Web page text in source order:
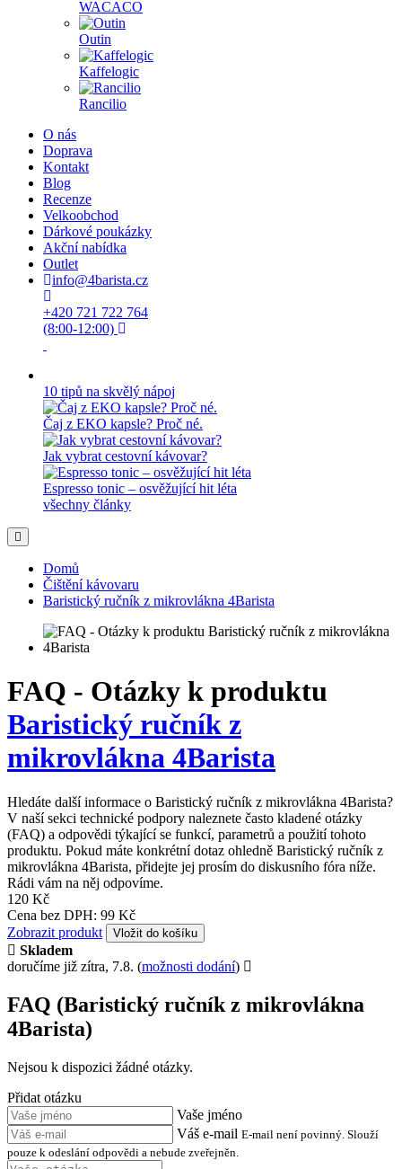
WACACO
Outin
Kaffelogic
Rancilio
O nás
Doprava
Kontakt
Blog
Recenze
Velkoobchod
Dárkové poukázky
Akční nabídka
Outlet
info@4barista.cz
+420 721 722 764
(8:00-12:00)
10 tipů na skvělý nápoj
Čaj z EKO kapsle? Proč né.
Jak vybrat cestovní kávovar?
Espresso tonic – osvěžující hit léta
všechny články
Domů
Čištění kávovaru
Baristický ručník z mikrovlákna 4Barista
FAQ - Otázky k produktu
Baristický ručník z
mikrovlákna 4Barista
Hledáte další informace o Baristický ručník z mikrovlákna 4Barista?
V naší sekci technické podpory naleznete často kladené otázky
(FAQ) a odpovědi týkající se funkcí, parametrů a použití tohoto
produktu. Pokud máte konkrétní dotaz ohledně Baristický ručník z
mikrovlákna 4Barista, přidejte jej prosím do diskusního fóra níže.
Rádi vám na něj odpovíme.
120 Kč
Cena bez DPH: 99 Kč
Zobrazit produkt
Vložit do košíku
Skladem
doručíme již zítra, 7.8. (možnosti dodání)
FAQ (Baristický ručník z mikrovlákna
4Barista)
Nejsou k dispozici žádné otázky.
Přidat otázku
Vaše jméno
Váš e-mail E-mail není povinný. Slouží
pouze k odeslání odpovědi a nebude zveřejněn.